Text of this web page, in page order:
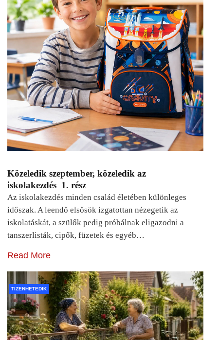
Közeledik szeptember, közeledik az
iskolakezdés 1. rész
Az iskolakezdés minden család életében különleges
időszak. A leendő elsősök izgatottan nézegetik az
iskolatáskát, a szülők pedig próbálnak eligazodni a
tanszerlisták, cipők, füzetek és egyéb…
Read More
TIZENHETEDIK